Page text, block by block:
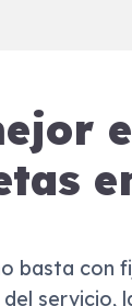
basta con
servicio,